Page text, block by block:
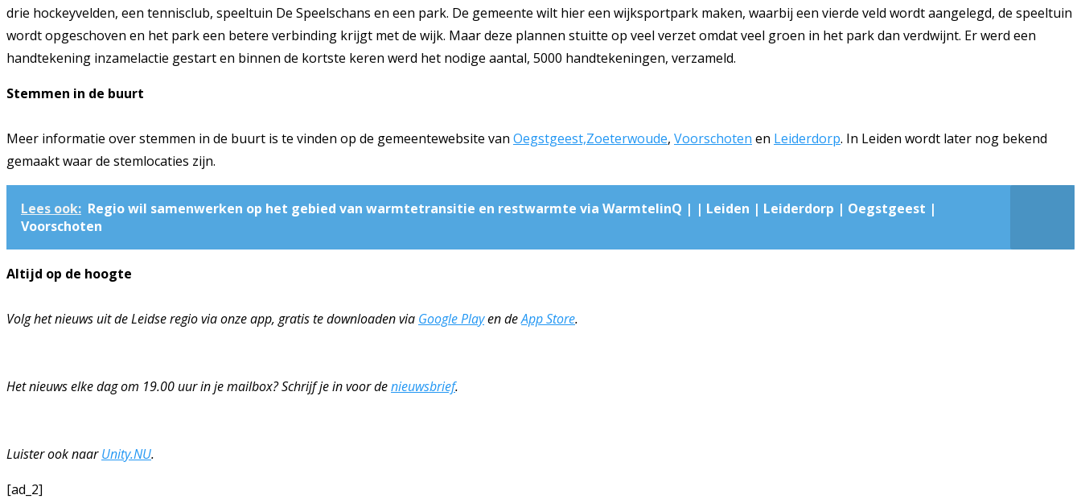
drie hockeyvelden, een tennisclub, speeltuin De Speelschans en een park. De gemeente wilt hier een wijksportpark maken, waarbij een vierde veld wordt aangelegd, de speeltuin
wordt opgeschoven en het park een betere verbinding krijgt met de wijk. Maar deze plannen stuitte op veel verzet omdat veel groen in het park dan verdwijnt. Er werd een
handtekening inzamelactie gestart en binnen de kortste keren werd het nodige aantal, 5000 handtekeningen, verzameld.
Stemmen in de buurt
Meer informatie over stemmen in de buurt is te vinden op de gemeentewebsite van Oegstgeest,Zoeterwoude, Voorschoten en Leiderdorp. In Leiden wordt later nog bekend
gemaakt waar de stemlocaties zijn.
Lees ook: Regio wil samenwerken op het gebied van warmtetransitie en restwarmte via WarmtelinQ | | Leiden | Leiderdorp | Oegstgeest |
Voorschoten
Altijd op de hoogte
Volg het nieuws uit de Leidse regio via onze app, gratis te downloaden via Google Playen deApp Store.
Het nieuws elke dag om 19.00 uur in je mailbox? Schrijf je in voor denieuwsbrief.
Luister ook naarUnity.NU.
[ad_2]